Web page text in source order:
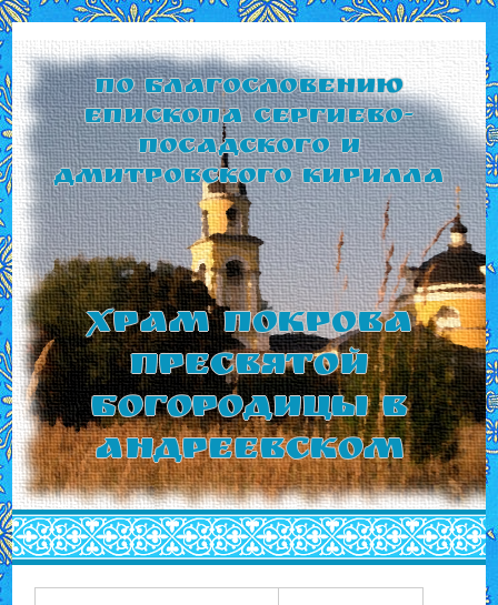
По благословению
Епископа Сергиево-
Посадского и
Дмитровского Кирилла
Храм Покрова
Пресвятой
Богородицы в
Андреевском